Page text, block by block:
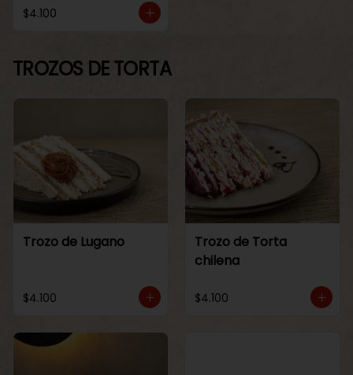
$4.100
TROZOS DE TORTA
Trozo de Lugano
$4.100
Trozo de Torta
chilena
$4.100